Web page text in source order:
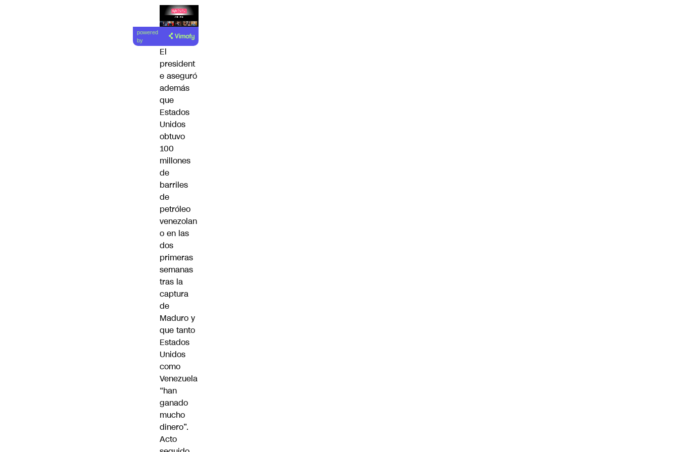
Lea el
artículo
powered
by
El
president
e aseguró
además
que
Estados
Unidos
obtuvo
100
millones
de
barriles
de
petróleo
venezolan
o en las
dos
primeras
semanas
tras la
captura
de
Maduro y
que tanto
Estados
Unidos
como
Venezuela
“han
ganado
mucho
dinero”.
Acto